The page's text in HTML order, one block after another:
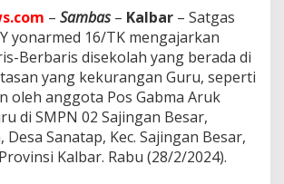
e
i
n
P
– Sambas– Kalbar – Satgas
yonarmed 16/TK mengajarkan
Berbaris disekolah yang berada di
yang kekurangan Guru, seperti
oleh anggota Pos Gabma Aruk
di SMPN 02 Sajingan Besar,
Desa Sanatap, Kec. Sajingan Besar,
Kalbar. Rabu (28/2/2024).